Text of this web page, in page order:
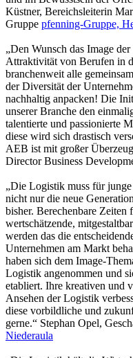
Küstner, Bereichsleiterin
Gruppe pfenning-Gruppe,
„Den Wunsch das Image
Attraktivität von Berufen in
branchenweit alle
der Diversität der
nachhaltig anpacken! Die
unserer Branche den
talentierte und passionierte
diese wird sich drastisch
AEB ist mit großer
Director Business
„Die Logistik muss für
nicht nur die neue
bisher. Berechenbare
wertschätzende,
werden das die
Unternehmen am Markt
haben sich dem Image-
Logistik angenommen und
etabliert. Ihre kreativen und
Ansehen der Logistik
diese vorbildliche und
gerne.“ Stephan Opel,
Niederaula